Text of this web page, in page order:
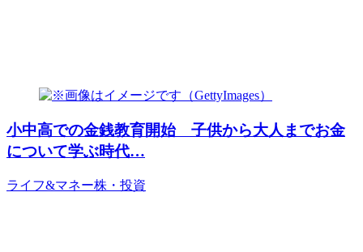
小中高での金銭教育開始 子供から大人までお金
について学ぶ時代…
ライフ&マネー株・投資